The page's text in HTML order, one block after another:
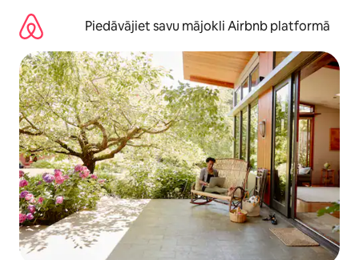
saturu
Piedāvājiet savu mājokli Airbnb platformā